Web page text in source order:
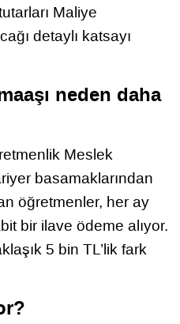
Maliye
detaylı katsayı
neden daha
Meslek
basamaklarından
öğretmenler, her ay
bir ilave ödeme alıyor.
5 bin TL’lik fark